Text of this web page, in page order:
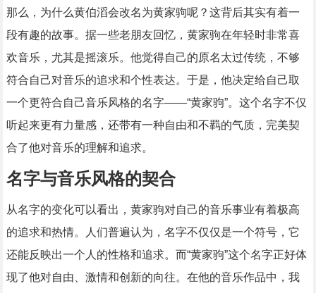
那么，为什么黄伯滔会改名为黄家驹呢？这背后其实有着一
段有趣的故事。据一些老朋友回忆，黄家驹在年轻时非常喜
欢音乐，尤其是摇滚乐。他觉得自己的原名太过传统，不够
符合自己对音乐的追求和个性表达。于是，他决定给自己取
一个更符合自己音乐风格的名字——“黄家驹”。这个名字不仅
听起来更有力量感，还带有一种自由和不羁的气质，完美契
合了他对音乐的理解和追求。
名字与音乐风格的契合
从名字的变化可以看出，黄家驹对自己的音乐事业有着极高
的追求和热情。人们普遍认为，名字不仅仅是一个符号，它
还能反映出一个人的性格和追求。而“黄家驹”这个名字正好体
现了他对自由、激情和创新的向往。在他的音乐作品中，我